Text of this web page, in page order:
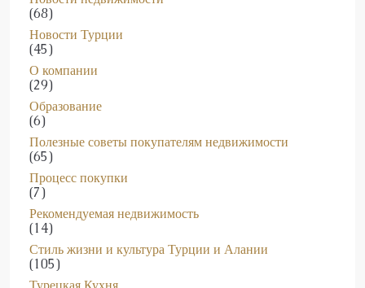
(68)
Новости Турции
(45)
О компании
(29)
Образование
(6)
Полезные советы покупателям недвижимости
(65)
Процесс покупки
(7)
Рекомендуемая недвижимость
(14)
Стиль жизни и культура Турции и Алании
(105)